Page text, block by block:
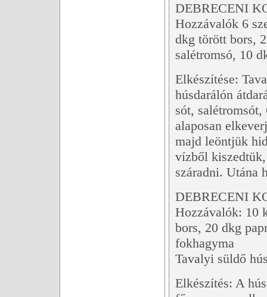
DEBRECENI
Hozzávalók 6
dkg törött bors,
salétromsó, 10
Elkészítése:
húsdarálón
sót,
alaposan
majd leöntjük
vízből
száradni. Utána
DEBRECENI
Hozzávalók: 10
bors, 20 dkg
fokhagyma
Tavalyi süldő
Elkészítés: A